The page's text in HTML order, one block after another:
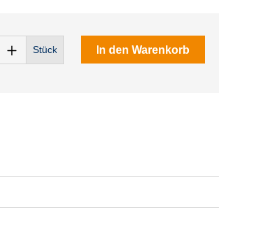
Stück In den Warenkorb